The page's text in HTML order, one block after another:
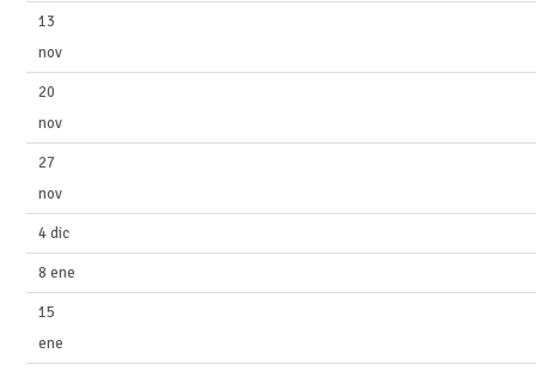
13
nov
20
nov
27
nov
4 dic
8 ene
15
ene